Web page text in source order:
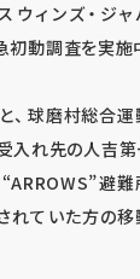
スウィンズ・
初動調査を実施
、 球磨村総合
入れ先の人吉
避難
ていた方の移